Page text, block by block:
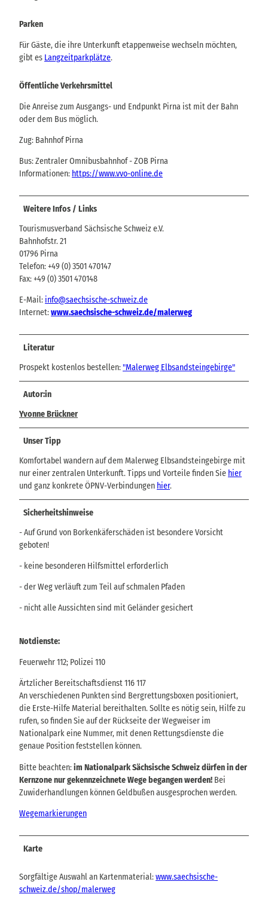
Parken
Für Gäste, die ihre Unterkunft etappenweise wechseln möchten,
gibt es Langzeitparkplätze.
Öffentliche Verkehrsmittel
Die Anreise zum Ausgangs- und Endpunkt Pirna ist mit der Bahn
oder dem Bus möglich.
Zug: Bahnhof Pirna
Bus: Zentraler Omnibusbahnhof - ZOB Pirna
Informationen: https://www.vvo-online.de
Weitere Infos / Links
Tourismusverband Sächsische Schweiz e.V.
Bahnhofstr. 21
01796 Pirna
Telefon: +49 (0) 3501 470147
Fax: +49 (0) 3501 470148
E-Mail: info@saechsische-schweiz.de
Internet:www.saechsische-schweiz.de/malerweg
Literatur
Prospekt kostenlos bestellen:"Malerweg Elbsandsteingebirge"
Autor:in
Yvonne Brückner
Unser Tipp
Komfortabel wandern auf dem Malerweg Elbsandsteingebirge mit
nur einer zentralen Unterkunft. Tipps und Vorteile finden Sie hier
und ganz konkrete ÖPNV-Verbindungen hier.
Sicherheitshinweise
- Auf Grund von Borkenkäferschäden ist besondere Vorsicht
geboten!
- keine besonderen Hilfsmittel erforderlich
- der Weg verläuft zum Teil auf schmalen Pfaden
- nicht alle Aussichten sind mit Geländer gesichert
Notdienste:
Feuerwehr 112; Polizei 110
Ärtzlicher Bereitschaftsdienst 116 117
An verschiedenen Punkten sind Bergrettungsboxen positioniert,
die Erste-Hilfe Material bereithalten. Sollte es nötig sein, Hilfe zu
rufen, so finden Sie auf der Rückseite der Wegweiser im
Nationalpark eine Nummer, mit denen Rettungsdienste die
genaue Position feststellen können.
Bitte beachten:im Nationalpark Sächsische Schweiz dürfen in der
Kernzone nur gekennzeichnete Wege begangen werden! Bei
Zuwiderhandlungen können Geldbußen ausgesprochen werden.
Wegemarkierungen
Karte
Sorgfältige Auswahl an Kartenmaterial:www.saechsische-
schweiz.de/shop/malerweg